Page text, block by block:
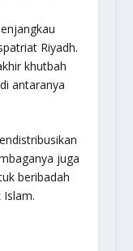
Riyadh.
khutbah
antaranya
juga
beribadah